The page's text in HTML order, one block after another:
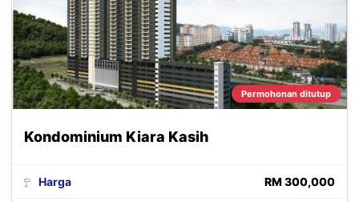
Permohonan ditutup
Kondominium Kiara Kasih
Harga RM 300,000